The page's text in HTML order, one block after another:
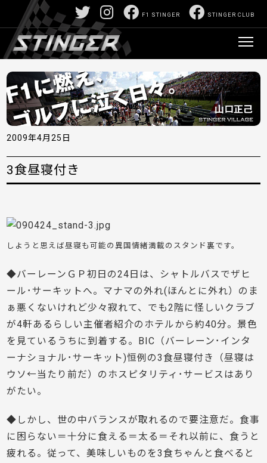
STINGER CLUB
F1 STINGER
2009年4月25日
3食昼寝付き
しようと思えば昼寝も可能の異国情緒満載のスタンド裏です。
◆バーレーンＧＰ初日の24日は、シャトルバスでザヒ
ール･サーキットへ。マナマの外れ(ほんとに外れ）のま
ぁ悪くないけれど少々寂れて、でも2階に怪しいクラブ
が4軒あるらしい主催者紹介のホテルから約40分。景色
を見ているうちに到着する。BIC（バーレーン･インタ
ーナショナル･サーキット)恒例の3食昼寝付き（昼寝は
ウソ←当たり前だ）のホスピタリティ･サービスはあり
がたい。
◆しかし、世の中バランスが取れるので要注意だ。食事
に困らない＝十分に食える＝太る＝それ以前に、食うと
疲れる。従って、美味しいものを3食ちゃんと食べると